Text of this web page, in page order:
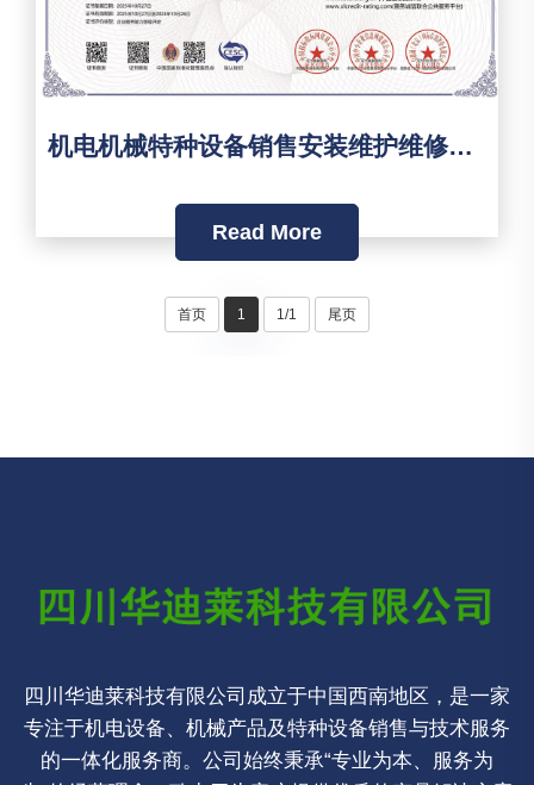
机电机械特种设备销售安装维护维修保养企业资质证书
Read More
首页 1 1/1 尾页
四川华迪莱科技有限公司成立于中国西南地区，是一家
专注于机电设备、机械产品及特种设备销售与技术服务
的一体化服务商。公司始终秉承“专业为本、服务为